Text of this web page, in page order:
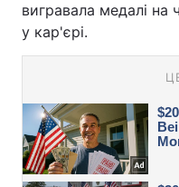
вигравала медалі на
у кар'єрі.